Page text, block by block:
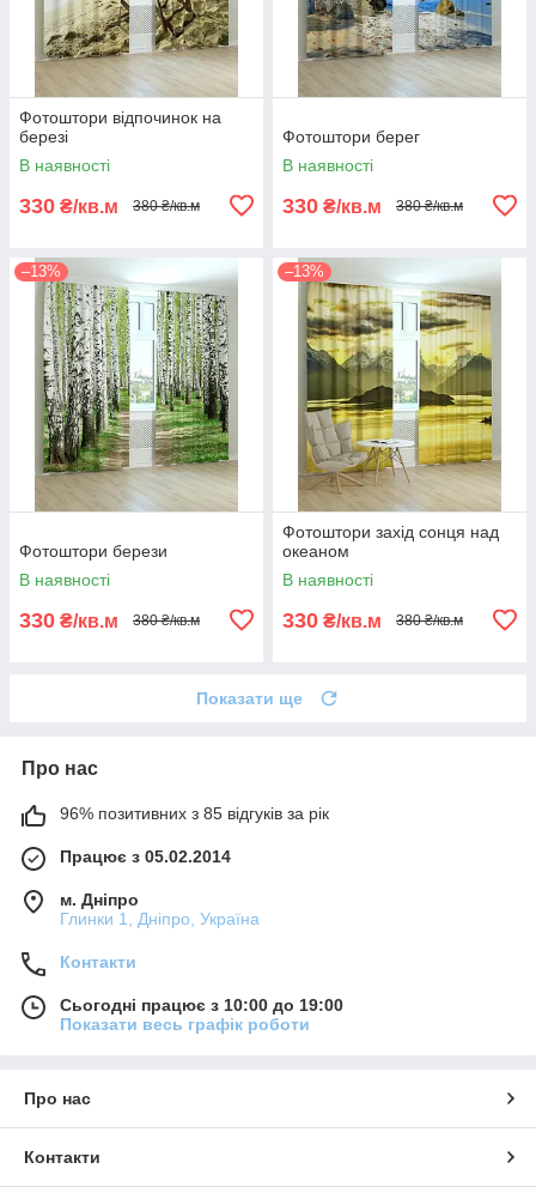
Фотоштори відпочинок на
березі
В наявності
330 ₴/кв.м 380 ₴/кв.м
Фотоштори берег
В наявності
330 ₴/кв.м 380 ₴/кв.м
–13%
Фотоштори берези
В наявності
330 ₴/кв.м 380 ₴/кв.м
–13%
Фотоштори захід сонця над
океаном
В наявності
330 ₴/кв.м 380 ₴/кв.м
Показати ще
Про нас
96% позитивних з 85 відгуків за рік
Працює з 05.02.2014
м. Дніпро
Глинки 1, Дніпро, Україна
Контакти
Сьогодні працює з 10:00 до 19:00
Показати весь графік роботи
Про нас
Контакти